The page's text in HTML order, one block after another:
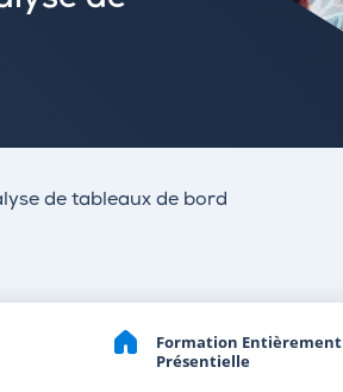
de tableaux de bord
Formation Entièrement
Présentielle